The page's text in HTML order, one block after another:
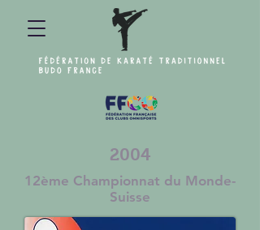
2004
12ème Championnat du Monde-
Suisse